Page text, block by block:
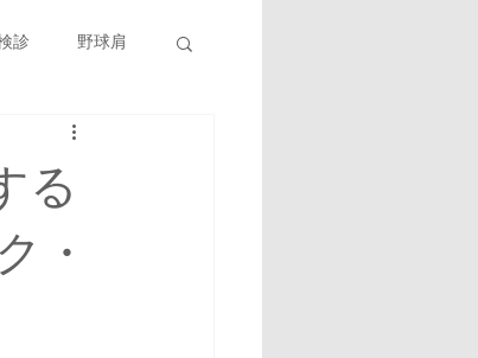
診 野球肩
子ソフトボール
撲
る